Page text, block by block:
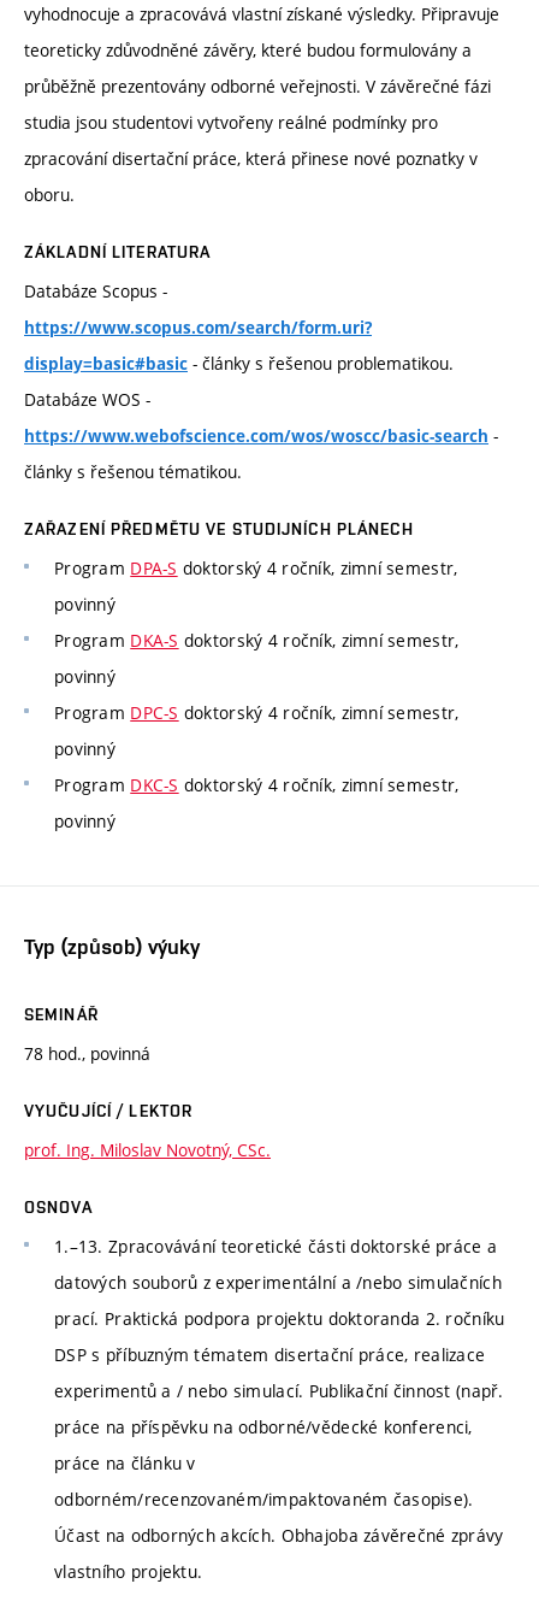
vyhodnocuje a zpracovává vlastní získané výsledky. Připravuje
teoreticky zdůvodněné závěry, které budou formulovány a
průběžně prezentovány odborné veřejnosti. V závěrečné fázi
studia jsou studentovi vytvořeny reálné podmínky pro
zpracování disertační práce, která přinese nové poznatky v
oboru.
ZÁKLADNÍ LITERATURA
Databáze Scopus -
https://www.scopus.com/search/form.uri?
display=basic#basic - články s řešenou problematikou.
Databáze WOS -
https://www.webofscience.com/wos/woscc/basic-search -
články s řešenou tématikou.
ZAŘAZENÍ PŘEDMĚTU VE STUDIJNÍCH PLÁNECH
Program DPA-S doktorský 4 ročník, zimní semestr,
povinný
Program DKA-S doktorský 4 ročník, zimní semestr,
povinný
Program DPC-S doktorský 4 ročník, zimní semestr,
povinný
Program DKC-S doktorský 4 ročník, zimní semestr,
povinný
Typ (způsob) výuky
SEMINÁŘ
78 hod., povinná
VYUČUJÍCÍ / LEKTOR
prof. Ing. Miloslav Novotný, CSc.
OSNOVA
1.–13. Zpracovávání teoretické části doktorské práce a
datových souborů z experimentální a /nebo simulačních
prací. Praktická podpora projektu doktoranda 2. ročníku
DSP s příbuzným tématem disertační práce, realizace
experimentů a / nebo simulací. Publikační činnost (např.
práce na příspěvku na odborné/vědecké konferenci,
práce na článku v
odborném/recenzovaném/impaktovaném časopise).
Účast na odborných akcích. Obhajoba závěrečné zprávy
vlastního projektu.